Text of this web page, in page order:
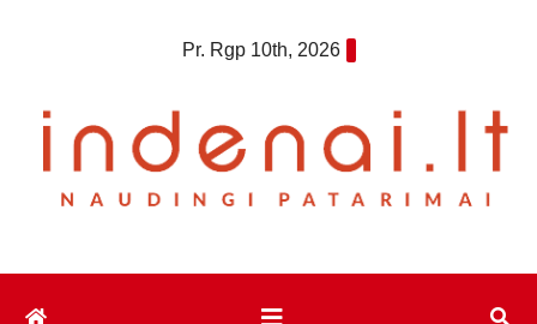
Pr. Rgp 10th, 2026